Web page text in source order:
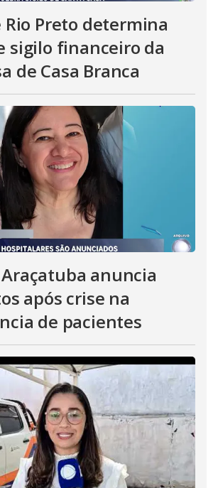
Rio Preto determina
sigilo financeiro da
de Casa Branca
anuncia
após crise na
de pacientes